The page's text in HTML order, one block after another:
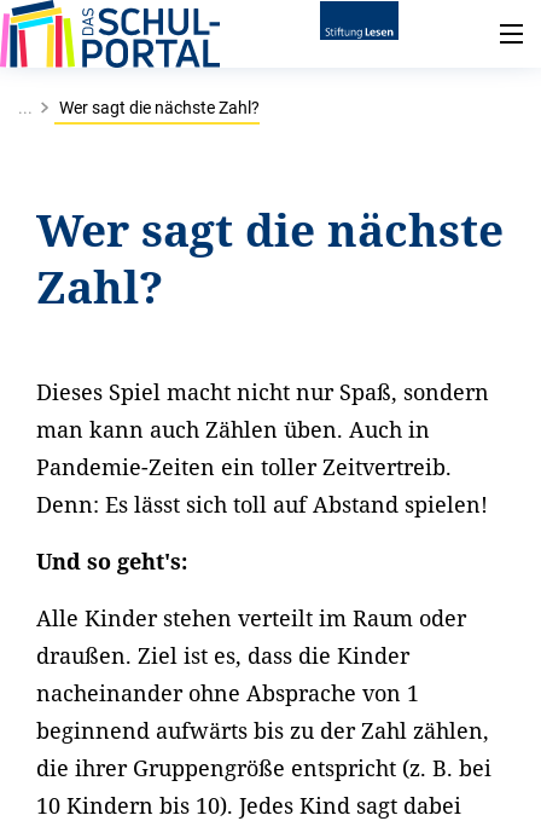
... Wer sagt die nächste Zahl?
Wer sagt die nächste
Zahl?
Dieses Spiel macht nicht nur Spaß, sondern
man kann auch Zählen üben. Auch in
Pandemie-Zeiten ein toller Zeitvertreib.
Denn: Es lässt sich toll auf Abstand spielen!
Und so geht's:
Alle Kinder stehen verteilt im Raum oder
draußen. Ziel ist es, dass die Kinder
nacheinander ohne Absprache von 1
beginnend aufwärts bis zu der Zahl zählen,
die ihrer Gruppengröße entspricht (z. B. bei
10 Kindern bis 10). Jedes Kind sagt dabei